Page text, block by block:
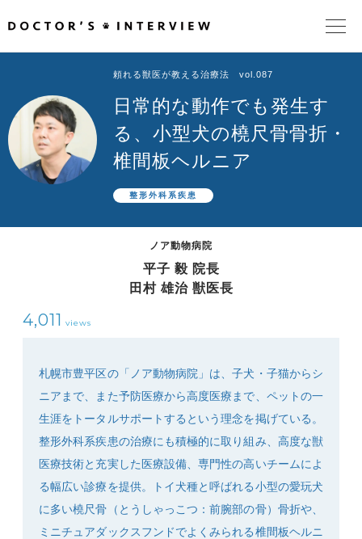
頼れるドクターが教える治療法
街の頼れるドクターたち
インタビューを検索
頼れる獣医が教える治療法 vol.087
日常的な動作でも発生す
る、小型犬の橈尺骨骨折・
椎間板ヘルニア
整形外科系疾患
ノア動物病院
平子 毅 院長
田村 雄治 獣医長
4,011 views
札幌市豊平区の「ノア動物病院」は、子犬・子猫からシ
ニアまで、また予防医療から高度医療まで、ペットの一
生涯をトータルサポートするという理念を掲げている。
整形外科系疾患の治療にも積極的に取り組み、高度な獣
医療技術と充実した医療設備、専門性の高いチームによ
る幅広い診療を提供。トイ犬種と呼ばれる小型の愛玩犬
に多い橈尺骨（とうしゃっこつ：前腕部の骨）骨折や、
ミニチュアダックスフンドでよくみられる椎間板ヘルニ